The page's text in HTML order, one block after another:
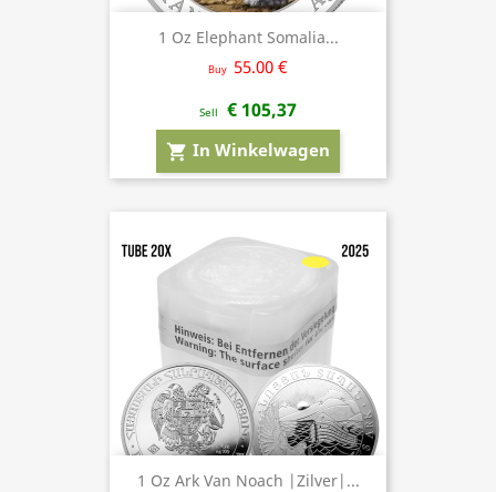
1 Oz Elephant Somalia...
Buy 55.00 €
Sell € 105,37
shopping_cart In Winkelwagen
1 Oz Ark Van Noach |Zilver|...